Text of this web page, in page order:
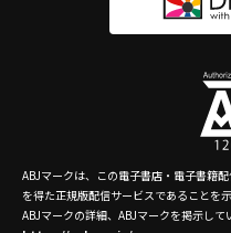
ABJマークは、この電子書店・電子書籍
を得た正規版配信サービスであることを
ABJマークの詳細、ABJマークを掲示して